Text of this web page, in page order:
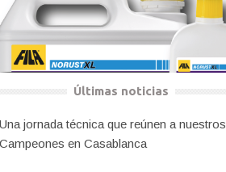
Últimas noticias
Una jornada técnica que reúnen a nuestros
Campeones en Casablanca